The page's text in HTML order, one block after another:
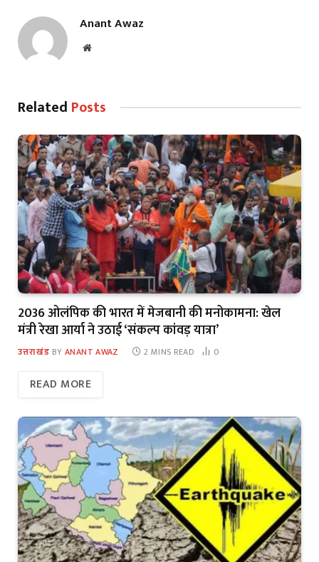
Anant Awaz
Website
Related Posts
2036 ओलंपिक की भारत में मेजबानी की मनोकामना: खेल
मंत्री रेखा आर्या ने उठाई ‘संकल्प कांवड़ यात्रा’
उत्तराखंड BY ANANT AWAZ 2 MINS READ 0
READ MORE